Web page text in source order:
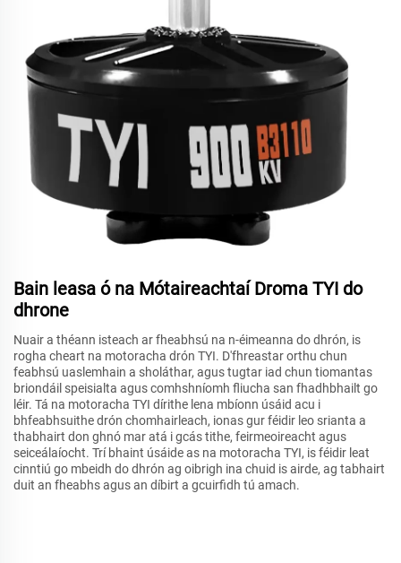
Bain leasa ó na Mótaireachtaí Droma TYI do
dhrone
Nuair a théann isteach ar fheabhsú na n-éimeanna do dhrón, is
rogha cheart na motoracha drón TYI. D'fhreastar orthu chun
feabhsú uaslemhain a sholáthar, agus tugtar iad chun tiomantas
briondáil speisialta agus comhshníomh fliucha san fhadhbhailt go
léir. Tá na motoracha TYI dírithe lena mbíonn úsáid acu i
bhfeabhsuithe drón chomhairleach, ionas gur féidir leo srianta a
thabhairt don ghnó mar atá i gcás tithe, feirmeoireacht agus
seiceálaíocht. Trí bhaint úsáide as na motoracha TYI, is féidir leat
cinntiú go mbeidh do dhrón ag oibrigh ina chuid is airde, ag tabhairt
duit an fheabhs agus an díbirt a gcuirfidh tú amach.